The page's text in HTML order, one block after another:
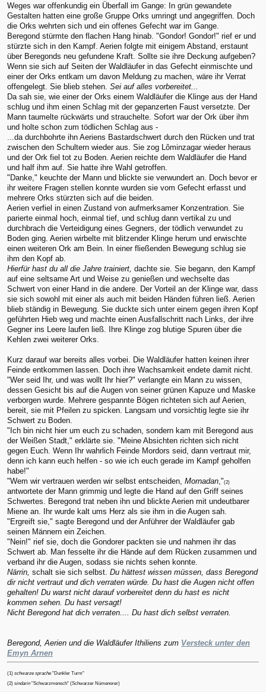
Weges war offenkundig ein Überfall im Gange: In grün gewandete
Gestalten hatten eine große Gruppe Orks umringt und angegriffen. Doch
die Orks wehrten sich und ein offenes Gefecht war im Gange.
Beregond stürmte den flachen Hang hinab. "Gondor! Gondor!" rief er und
stürzte sich in den Kampf. Aerien folgte mit einigem Abstand, erstaunt
über Beregonds neu gefundene Kraft. Sollte sie ihre Deckung aufgeben?
Wenn sie sich auf Seiten der Waldläufer in das Gefecht einmischte und
einer der Orks entkam um davon Meldung zu machen, wäre ihr Verrat
offengelegt. Sie blieb stehen. Sei auf alles vorbereitet...
Da sah sie, wie einer der Orks einem Waldläufer die Klinge aus der Hand
schlug und ihm einen Schlag mit der gepanzerten Faust versetzte. Der
Mann taumelte rückwärts und strauchelte. Sofort war der Ork über ihm
und holte schon zum tödlichen Schlag aus -
...da durchbohrte ihn Aeriens Bastardschwert durch den Rücken und trat
zwischen den Schultern wieder aus. Sie zog Lôminzagar wieder heraus
und der Ork fiel tot zu Boden. Aerien reichte dem Waldläufer die Hand
und half ihm auf. Sie hatte ihre Wahl getroffen.
"Danke," keuchte der Mann und blickte sie verwundert an. Doch bevor er
ihr weitere Fragen stellen konnte wurden sie vom Gefecht erfasst und
mehrere Orks stürzten sich auf die beiden.
Aerien verfiel in einen Zustand von aufmerksamer Konzentration. Sie
parierte einmal hoch, einmal tief, und schlug dann vertikal zu und
durchbrach die Verteidigung eines Gegners, der tödlich verwundet zu
Boden ging. Aerien wirbelte mit blitzender Klinge herum und erwischte
einen weiteren Ork am Bein. In einer fließenden Bewegung schlug sie
ihm den Kopf ab.
Hierfür hast du all die Jahre trainiert, dachte sie. Sie begann, den Kampf
auf eine seltsame Art und Weise zu genießen und wechselte das
Schwert von einer Hand in die andere. Der Vorteil an der Klinge war, dass
sie sich sowohl mit einer als auch mit beiden Händen führen ließ. Aerien
blieb ständig in Bewegung. Sie duckte sich unter einem gegen ihren Kopf
geführten Hieb weg und machte einen Ausfallschritt nach Links, der ihre
Gegner ins Leere laufen ließ. Ihre Klinge zog blutige Spuren über die
Kehlen zwei weiterer Orks.
Kurz darauf war bereits alles vorbei. Die Waldläufer hatten keinen ihrer
Feinde entkommen lassen. Doch ihre Wachsamkeit endete damit nicht.
"Wer seid Ihr, und was wollt Ihr hier?" verlangte ein Mann zu wissen,
dessen Gesicht bis auf die Augen von seiner grünen Kapuze und Maske
verborgen wurde. Mehrere gespannte Bögen richteten sich auf Aerien,
bereit, sie mit Pfeilen zu spicken. Langsam und vorsichtig legte sie ihr
Schwert zu Boden.
"Ich bin nicht hier um euch zu schaden, sondern kam mit Beregond aus
der Weißen Stadt," erklärte sie. "Meine Absichten richten sich nicht
gegen Euch. Wenn Ihr wahrlich Feinde Mordors seid, dann vertraut mir,
denn ich kann euch helfen - so wie ich euch gerade im Kampf geholfen
habe!"
"Wem wir vertrauen werden wir selbst entscheiden, Mornadan ,"(2)
antwortete der Mann grimmig und legte die Hand auf den Griff seines
Schwertes. Beregond trat neben ihn und blickte Aerien mit undeutbarer
Miene an. Ihr wurde kalt ums Herz als sie ihm in die Augen sah.
"Ergreift sie," sagte Beregond und der Anführer der Waldläufer gab
seinen Männern ein Zeichen.
"Nein!" rief sie, doch die Gondorer packten sie und nahmen ihr das
Schwert ab. Man fesselte ihr die Hände auf dem Rücken zusammen und
verband ihr die Augen, sodass sie nichts sehen konnte.
Närrin, schalt sie sich selbst. Du hättest wissen müssen, dass Beregond
dir nicht vertraut und dich verraten würde. Du hast die Augen nicht offen
gehalten! Du warst nicht darauf vorbereitet denn du hast es nicht
kommen sehen. Du hast versagt!
Nicht Beregond hat dich verraten.... Du hast dich selbst verraten.
Beregond, Aerien und die Waldläufer Ithiliens zum Versteck unter den
Emyn Arnen
(1) schwarze sprache"Dunkler Turm"
(2) sindarin "Schwarzmensch" (Schwarzer Númenorer)